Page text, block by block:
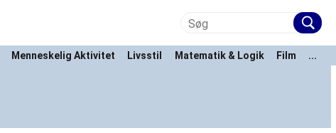
Menneskelig Aktivitet Livsstil Matematik & Logik Film
...